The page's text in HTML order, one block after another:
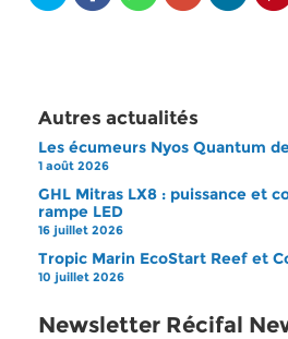
Autres actualités
Les écumeurs Nyos Quantum
1 août 2026
GHL Mitras LX8 : puissance et
rampe LED
16 juillet 2026
Tropic Marin EcoStart Reef et
10 juillet 2026
Newsletter Récifal